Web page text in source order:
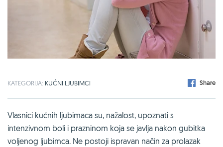
KATEGORIJA: KUĆNI LJUBIMCI Share
Vlasnici kućnih ljubimaca su, nažalost, upoznati s
intenzivnom boli i prazninom koja se javlja nakon gubitka
voljenog ljubimca. Ne postoji ispravan način za prolazak